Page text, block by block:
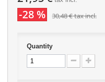
-28 % 30,48 €tax incl.
Quantity